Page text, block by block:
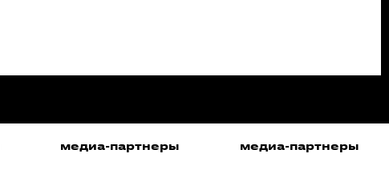
медиа-партнеры медиа-партнеры